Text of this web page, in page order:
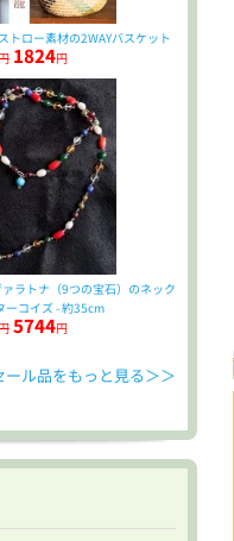
トロー素材の2WAYバスケット
1824円
ラトナ（9つの宝石）のネック
ーコイズ - 約35cm
5744円
ール品をもっと見る＞＞